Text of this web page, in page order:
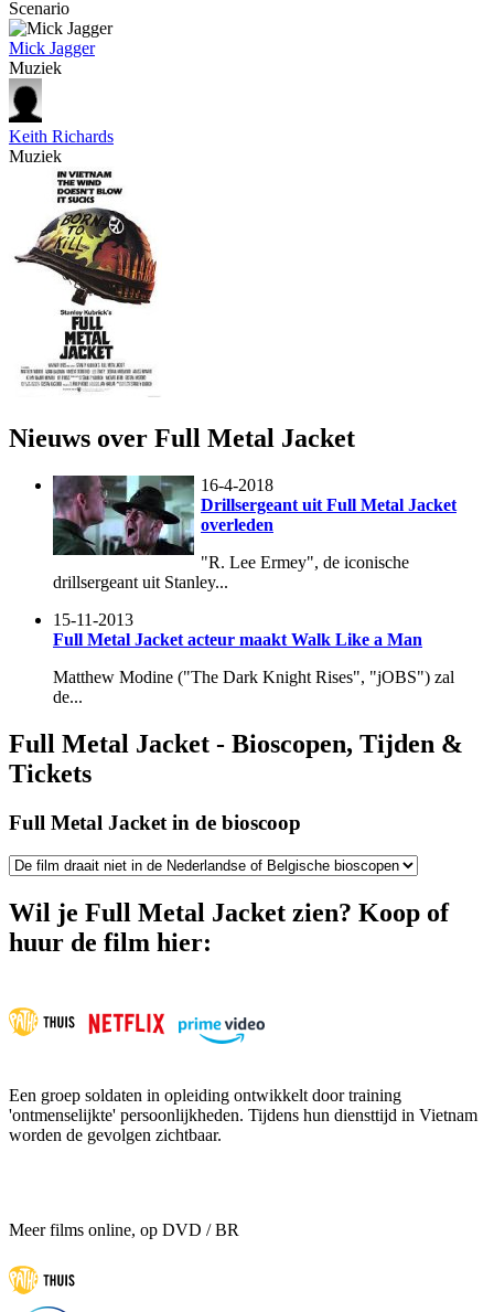
Scenario
Mick Jagger
Muziek
Keith Richards
Muziek
Nieuws over Full Metal Jacket
16-4-2018
Drillsergeant uit Full Metal Jacket
overleden
"R. Lee Ermey", de iconische
drillsergeant uit Stanley...
15-11-2013
Full Metal Jacket acteur maakt Walk Like a Man
Matthew Modine ("The Dark Knight Rises", "jOBS") zal
de...
Full Metal Jacket - Bioscopen, Tijden &
Tickets
Full Metal Jacket in de bioscoop
Wil je Full Metal Jacket zien? Koop of
huur de film hier:
Een groep soldaten in opleiding ontwikkelt door training
'ontmenselijkte' persoonlijkheden. Tijdens hun diensttijd in Vietnam
worden de gevolgen zichtbaar.
Meer films online, op DVD / BR